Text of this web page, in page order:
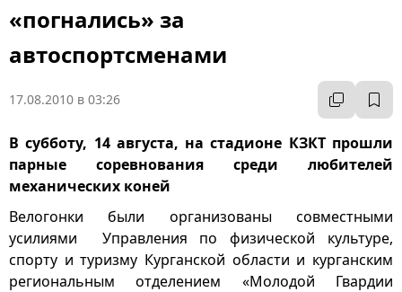
«погнались» за
автоспортсменами
17.08.2010 в 03:26
В субботу, 14 августа, на стадионе КЗКТ прошли
парные соревнования среди любителей
механических коней
Велогонки были организованы совместными
усилиями Управления по физической культуре,
спорту и туризму Курганской области и курганским
региональным отделением «Молодой Гвардии